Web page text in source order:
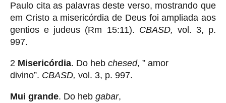
Paulo cita as palavras deste verso, mostrando que
em Cristo a misericórdia de Deus foi ampliada aos
gentios e judeus (Rm 15:11). CBASD, vol. 3, p.
997.
2 Misericórdia. Do heb chesed, ” amor
divino”. CBASD, vol. 3, p. 997.
Mui grande. Do heb gabar,